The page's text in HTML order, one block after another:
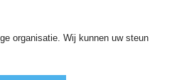
organisatie. Wij kunnen uw steun